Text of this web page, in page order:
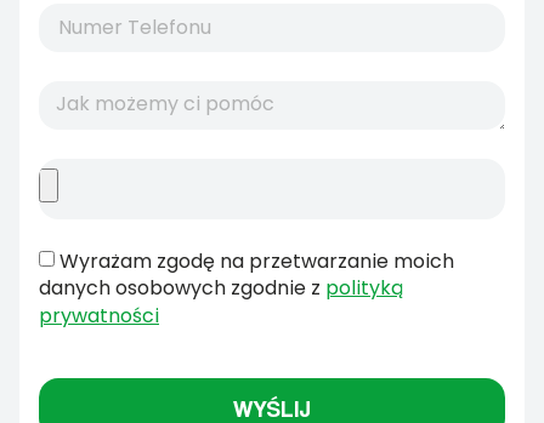
Wyrażam zgodę na przetwarzanie moich
danych osobowych zgodnie z polityką
prywatności
WYŚLIJ